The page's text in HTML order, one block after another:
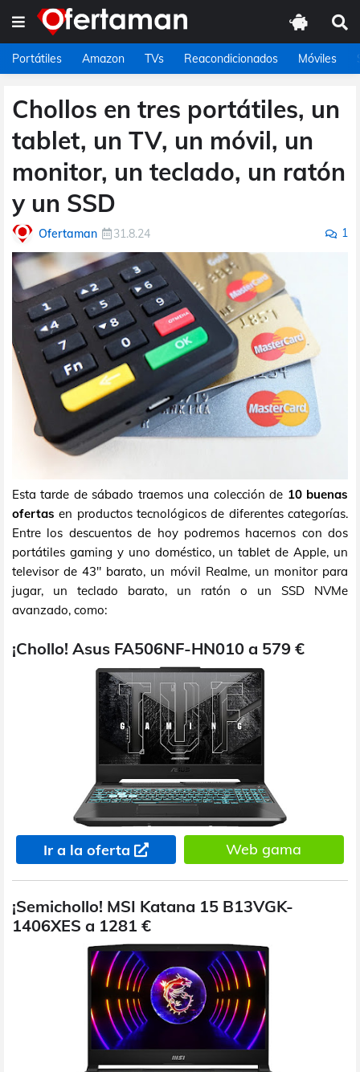
Portátiles Amazon TVs Reacondicionados Móviles
Chollos en tres portátiles, un
tablet, un TV, un móvil, un
monitor, un teclado, un ratón
y un SSD
Ofertaman 31.8.24 1
Esta tarde de sábado traemos una colección de 10 buenas
ofertas en productos tecnológicos de diferentes categorías.
Entre los descuentos de hoy podremos hacernos con dos
portátiles gaming y uno doméstico, un tablet de Apple, un
televisor de 43" barato, un móvil Realme, un monitor para
jugar, un teclado barato, un ratón o un SSD NVMe
avanzado, como:
¡Chollo! Asus FA506NF-HN010 a 579 €
Ir a la oferta Web gama
¡Semichollo! MSI Katana 15 B13VGK-
1406XES a 1281 €